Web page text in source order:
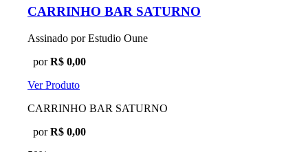
CARRINHO BAR SATURNO
Assinado por Estudio Oune
porR$ 0,00
Ver Produto
CARRINHO BAR SATURNO
porR$ 0,00